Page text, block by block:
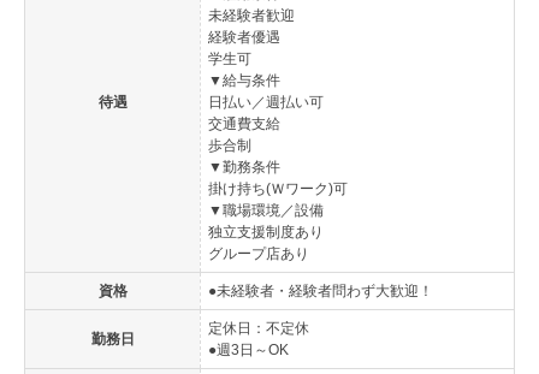
待遇
未経験者歓迎
経験者優遇
学生可
▼給与条件
日払い／週払い可
交通費支給
歩合制
▼勤務条件
掛け持ち(Ｗワーク)可
▼職場環境／設備
独立支援制度あり
グループ店あり
資格 ●未経験者・経験者問わず大歓迎！
勤務日
定休日：不定休
●週3日～OK